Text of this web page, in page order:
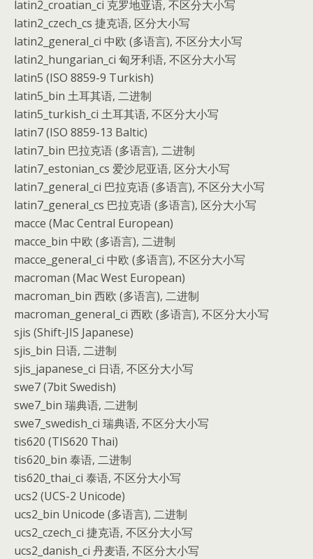
latin2_croatian_ci 克罗地亚语, 不区分大小写
latin2_czech_cs 捷克语, 区分大小写
latin2_general_ci 中欧 (多语言), 不区分大小写
latin2_hungarian_ci 匈牙利语, 不区分大小写
latin5 (ISO 8859-9 Turkish)
latin5_bin 土耳其语, 二进制
latin5_turkish_ci 土耳其语, 不区分大小写
latin7 (ISO 8859-13 Baltic)
latin7_bin 巴拉克语 (多语言), 二进制
latin7_estonian_cs 爱沙尼亚语, 区分大小写
latin7_general_ci 巴拉克语 (多语言), 不区分大小写
latin7_general_cs 巴拉克语 (多语言), 区分大小写
macce (Mac Central European)
macce_bin 中欧 (多语言), 二进制
macce_general_ci 中欧 (多语言), 不区分大小写
macroman (Mac West European)
macroman_bin 西欧 (多语言), 二进制
macroman_general_ci 西欧 (多语言), 不区分大小写
sjis (Shift-JIS Japanese)
sjis_bin 日语, 二进制
sjis_japanese_ci 日语, 不区分大小写
swe7 (7bit Swedish)
swe7_bin 瑞典语, 二进制
swe7_swedish_ci 瑞典语, 不区分大小写
tis620 (TIS620 Thai)
tis620_bin 泰语, 二进制
tis620_thai_ci 泰语, 不区分大小写
ucs2 (UCS-2 Unicode)
ucs2_bin Unicode (多语言), 二进制
ucs2_czech_ci 捷克语, 不区分大小写
ucs2_danish_ci 丹麦语, 不区分大小写